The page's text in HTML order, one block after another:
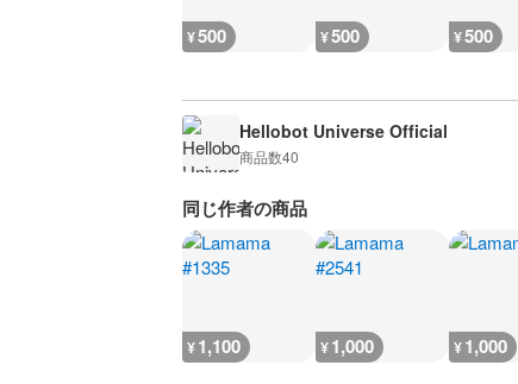
¥500 ¥500 ¥500
Hellobot Universe Official
商品数40
同じ作者の商品
¥1,100 ¥1,000 ¥1,000